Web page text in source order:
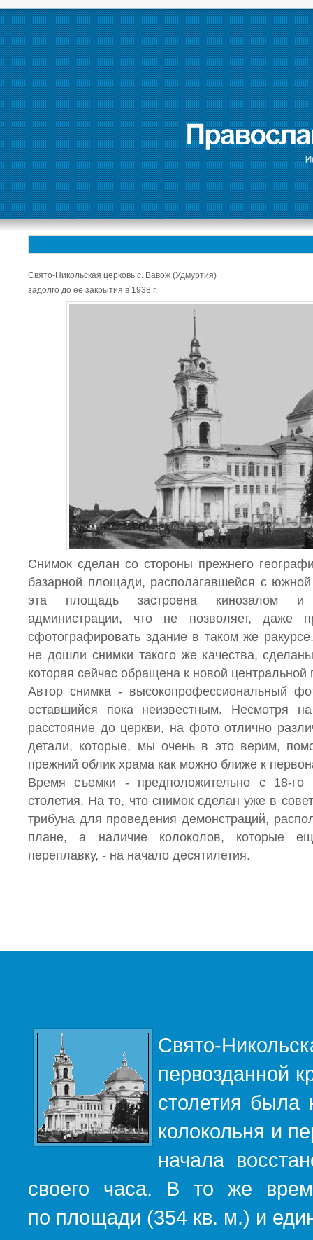
Свято-Никольская церковь с. Вавож (Удмуртия)
задолго до ее закрытия в 1938 г.
Снимок сделан со стороны прежнего
базарной площади, располагавшейся с
эта площадь застроена кинозалом и
администрации, что не позволяет, даже
сфотографировать здание в таком же
не дошли снимки такого же качества,
которая сейчас обращена к новой
Автор снимка - высокопрофессиональный
оставшийся пока неизвестным. Несмотря
расстояние до церкви, на фото отлично
детали, которые, мы очень в это верим,
прежний облик храма как можно ближе к
Время съемки - предположительно с 18-го
столетия. На то, что снимок сделан уже в
трибуна для проведения демонстраций,
плане, а наличие колоколов, которые
переплавку, - на начало десятилетия.
Свято-
первозданной
столетия была
колокольня и
начала
своего часа. В то же
по площади (354 кв. м.) и